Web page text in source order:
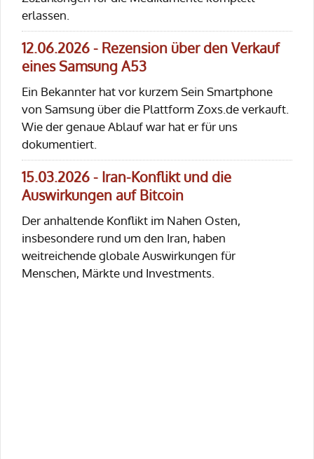
erlassen.
12.06.2026 - Rezension über den Verkauf
eines Samsung A53
Ein Bekannter hat vor kurzem Sein Smartphone
von Samsung über die Plattform Zoxs.de verkauft.
Wie der genaue Ablauf war hat er für uns
dokumentiert.
15.03.2026 - Iran-Konflikt und die
Auswirkungen auf Bitcoin
Der anhaltende Konflikt im Nahen Osten,
insbesondere rund um den Iran, haben
weitreichende globale Auswirkungen für
Menschen, Märkte und Investments.